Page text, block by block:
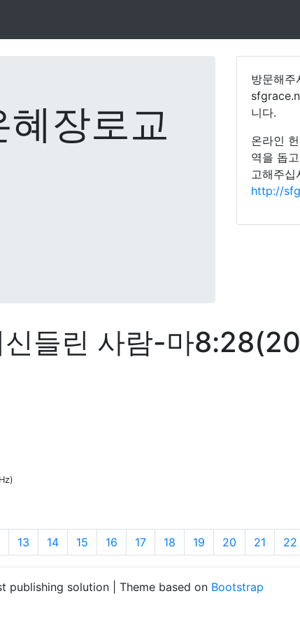
장로교
방문해주
니다.
온라인
역을 돕
고해주십
http://
들린 사람-마
13 14 15 16 17 18 19 20 21 22
publishing solution | Theme based on Bootstrap